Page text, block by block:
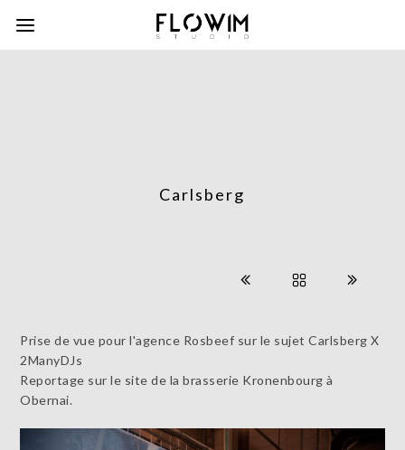
Carlsberg
Prise de vue pour l'agence Rosbeef sur le sujet Carlsberg X
2ManyDJs
Reportage sur le site de la brasserie Kronenbourg à
Obernai.